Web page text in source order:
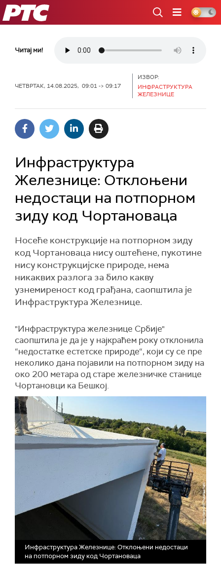
РТС
Читај ми!
ЧЕТВРТАК, 14.08.2025, 09:01 -> 09:17
ИЗВОР:
ИНФРАСТРУКТУРА
ЖЕЛЕЗНИЦЕ
Инфраструктура
Железнице: Отклоњени
недостаци на потпорном
зиду код Чортановаца
Носеће конструкције на потпорном зиду
код Чортановаца нису оштећене, пукотине
нису конструкцијске природе, нема
никаквих разлога за било какву
узнемиреност код грађана, саопштила је
Инфраструктура Железнице.
"Инфраструктура железнице Србије"
саопштила је да је у најкраћем року отклонила
“недостатке естетске природе“, који су се пре
неколико дана појавили на потпорном зиду на
око 200 метара од старе железничке станице
Чортановци ка Бешкој.
Инфраструктура Железнице: Отклоњени недостаци
на потпорном зиду код Чортановаца